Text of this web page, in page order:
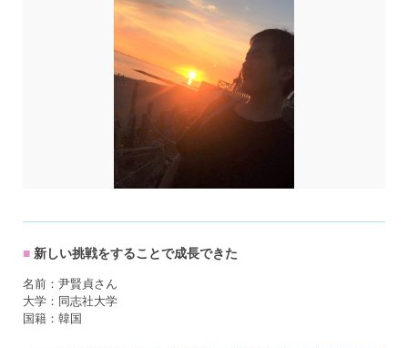
新しい挑戦をすることで成長できた
名前：尹賢貞さん
大学：同志社大学
国籍：韓国